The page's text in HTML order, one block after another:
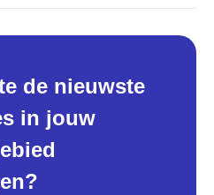
de nieuwste
in jouw